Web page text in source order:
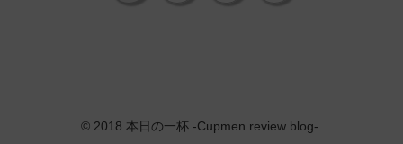
© 2018 本日の一杯 -Cupmen review blog-.